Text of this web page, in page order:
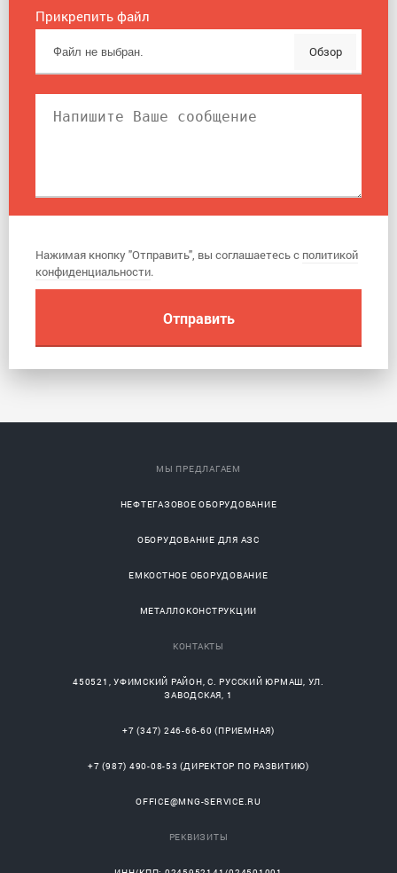
Прикрепить файл
Обзор
Нажимая кнопку "Отправить", вы соглашаетесь с политикой
конфиденциальности.
МЫ ПРЕДЛАГАЕМ
НЕФТЕГАЗОВОЕ ОБОРУДОВАНИЕ
ОБОРУДОВАНИЕ ДЛЯ АЗС
ЕМКОСТНОЕ ОБОРУДОВАНИЕ
МЕТАЛЛОКОНСТРУКЦИИ
КОНТАКТЫ
450521 ,УФИМСКИЙ РАЙОН, С.РУССКИЙ ЮРМАШ, УЛ.
ЗАВОДСКАЯ, 1
+7 (347) 246-66-60 (ПРИЕМНАЯ)
+7 (987) 490-08-53 (ДИРЕКТОР ПО РАЗВИТИЮ)
OFFICE@MNG-SERVICE.RU
РЕКВИЗИТЫ